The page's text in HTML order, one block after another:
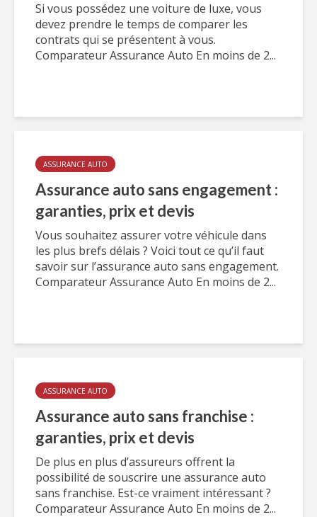
Si vous possédez une voiture de luxe, vous
devez prendre le temps de comparer les
contrats qui se présentent à vous.
Comparateur Assurance Auto En moins de 2...
ASSURANCE AUTO
Assurance auto sans engagement :
garanties, prix et devis
Vous souhaitez assurer votre véhicule dans
les plus brefs délais ? Voici tout ce qu’il faut
savoir sur l’assurance auto sans engagement.
Comparateur Assurance Auto En moins de 2...
ASSURANCE AUTO
Assurance auto sans franchise :
garanties, prix et devis
De plus en plus d’assureurs offrent la
possibilité de souscrire une assurance auto
sans franchise. Est-ce vraiment intéressant ?
Comparateur Assurance Auto En moins de 2...